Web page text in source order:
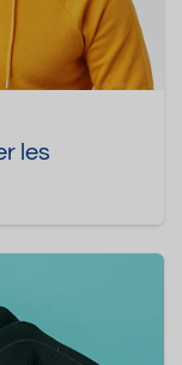
les